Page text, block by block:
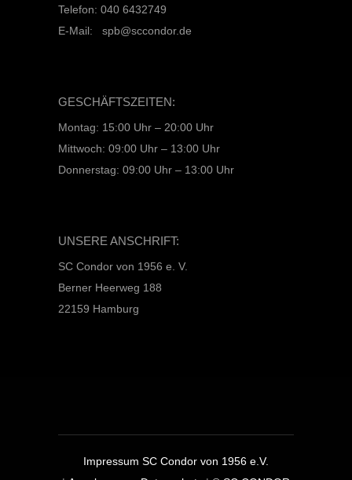
Telefon: 040 6432749
E-Mail: spb@sccondor.de
GESCHÄFTSZEITEN:
Montag: 15:00 Uhr – 20:00 Uhr
Mittwoch: 09:00 Uhr – 13:00 Uhr
Donnerstag: 09:00 Uhr – 13:00 Uhr
UNSERE ANSCHRIFT:
SC Condor von 1956 e. V.
Berner Heerweg 188
22159 Hamburg
Impressum SC Condor von 1956 e.V.